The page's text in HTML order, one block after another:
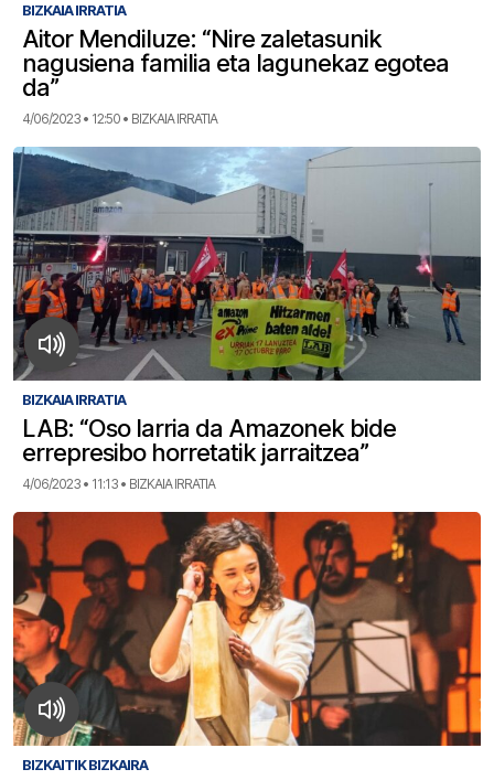
BIZKAIA IRRATIA
Aitor Mendiluze: “Nire zaletasunik
nagusiena familia eta lagunekaz egotea
da”
4/06/2023 • 12:50 • BIZKAIA IRRATIA
BIZKAIA IRRATIA
LAB: “Oso larria da Amazonek bide
errepresibo horretatik jarraitzea”
4/06/2023 • 11:13 • BIZKAIA IRRATIA
BIZKAITIK BIZKAIRA